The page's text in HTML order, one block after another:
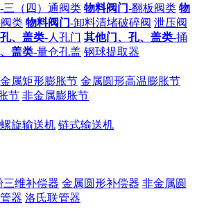
-三（四）通阀类 物料阀门-翻板阀类 物
类 物料阀门-卸料清堵破碎阀 泄压阀
、盖类-人孔门 其他门、孔、盖类-捅
盖类-量仓孔盖 钢球提取器
金属矩形膨胀节 金属圆形高温膨胀节
节 非金属膨胀节
螺旋输送机 链式输送机
三维补偿器 金属圆形补偿器 非金属圆
器 洛氏联管器